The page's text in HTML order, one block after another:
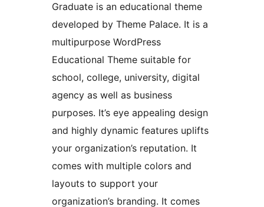
Graduate is an educational theme
developed by Theme Palace. It is a
multipurpose WordPress
Educational Theme suitable for
school, college, university, digital
agency as well as business
purposes. It’s eye appealing design
and highly dynamic features uplifts
your organization’s reputation. It
comes with multiple colors and
layouts to support your
organization’s branding. It comes